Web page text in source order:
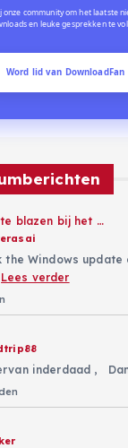
onze community om het laatste
en leuke gesprekken te
Word lid van DownloadFan
blazen bij het …
the Windows update
Lees verder
inderdaad ,